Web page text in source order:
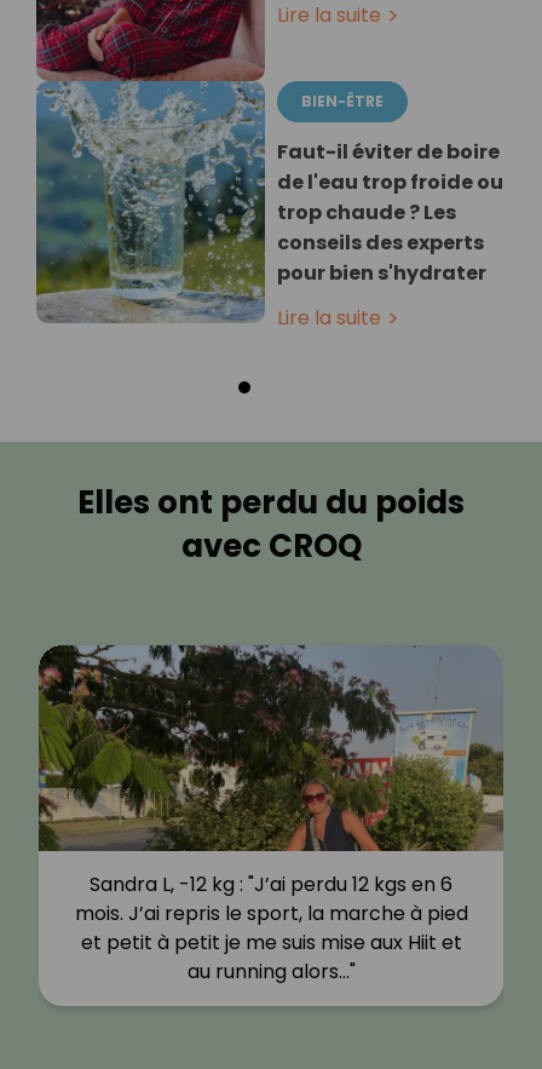
Lire la suite
BIEN-ÊTRE
Faut-il éviter de boire
de l'eau trop froide ou
trop chaude ? Les
conseils des experts
pour bien s'hydrater
Lire la suite
Elles ont perdu du poids
avec CROQ
Sandra L, -12 kg : "J’ai perdu 12 kgs en 6
mois. J’ai repris le sport, la marche à pied
et petit à petit je me suis mise aux Hiit et
au running alors…"